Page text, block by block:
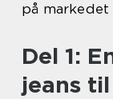
på markedet
Del 1:
jeans